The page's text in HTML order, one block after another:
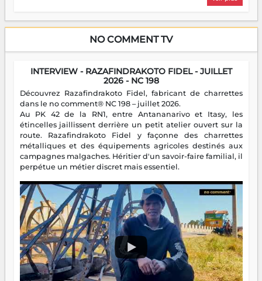
NO COMMENT TV
INTERVIEW - RAZAFINDRAKOTO FIDEL - JUILLET
2026 - NC 198
Découvrez Razafindrakoto Fidel, fabricant de charrettes
dans le no comment® NC 198 – juillet 2026.
Au PK 42 de la RN1, entre Antananarivo et Itasy, les
étincelles jaillissent derrière un petit atelier ouvert sur la
route. Razafindrakoto Fidel y façonne des charrettes
métalliques et des équipements agricoles destinés aux
campagnes malgaches. Héritier d'un savoir-faire familial, il
perpétue un métier discret mais essentiel.